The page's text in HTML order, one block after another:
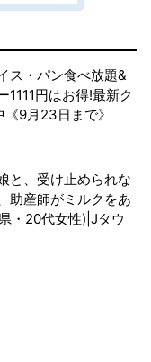
ス・パン食べ放題&
1111円はお得!最新ク
9月23日まで》
と、受け止められな
助産師がミルクをあ
・20代女性)|Jタウ